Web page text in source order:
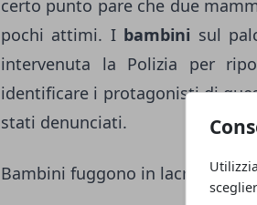
certo punto pare che due
pochi attimi. Ibambini sul
intervenuta la Polizia per
identificare i protagonisti di
stati denunciati.
Bambini fuggono in lacrime